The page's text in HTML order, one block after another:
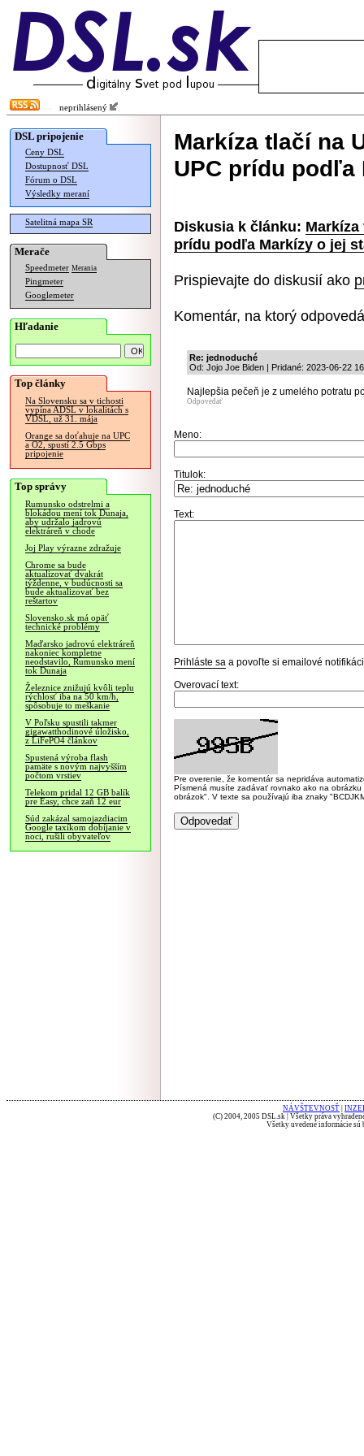
neprihlásený
DSL pripojenie
Ceny DSL
Dostupnosť DSL
Fórum o DSL
Výsledky meraní
Satelitná mapa SR
Merače
Speedmeter Merania
Pingmeter
Googlemeter
Hľadanie
Top články
Na Slovensku sa v tichosti
vypína ADSL v lokalitách s
VDSL, už 31. mája
Orange sa doťahuje na UPC
a O2, spustí 2.5 Gbps
pripojenie
Top správy
Rumunsko odstrelmi a
blokádou mení tok Dunaja,
aby udržalo jadrovú
elektráreň v chode
Joj Play výrazne zdražuje
Chrome sa bude
aktualizovať dvakrát
týždenne, v budúcnosti sa
bude aktualizovať bez
reštartov
Slovensko.sk má opäť
technické problémy
Maďarsko jadrovú elektráreň
nakoniec kompletne
neodstavilo, Rumunsko mení
tok Dunaja
Železnice znižujú kvôli teplu
rýchlosť iba na 50 km/h,
spôsobuje to meškanie
V Poľsku spustili takmer
gigawatthodinové úložisko,
z LiFePO4 článkov
Spustená výroba flash
pamäte s novým najvyšším
počtom vrstiev
Telekom pridal 12 GB balík
pre Easy, chce zaň 12 eur
Súd zakázal samojazdiacim
Google taxíkom dobíjanie v
noci, rušili obyvateľov
Markíza tlačí na
UPC prídu
Diskusia k článku: Markíza
prídu podľa Markízy o jej
Prispievajte do diskusií ako
Komentár, na ktorý
Re: jednoduché
Od: Jojo Joe Biden | Pridané: 2023-06-22
Najlepšia pečeň je z umelého potratu
Odpovedať
Meno:
Titulok:
Text:
Prihláste sa a povoľte si emailové
Overovací text:
Pre overenie, že komentár sa nepridáva
Písmená musíte zadávať rovnako ako na
obrázok". V texte sa používajú iba znaky
NÁVŠTEVNOSŤ
(C) 2004, 2005 DSL.sk | Všetky práva
Všetky uvedené informácie sú